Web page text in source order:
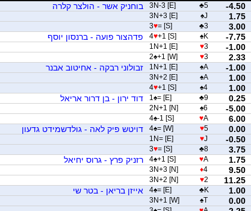
-4.50
♣5
3N-3 [E] בוחניק אשר - הולצר קלרה
1.75
♠J
3N+3 [E]
3.00
♣3
3♥= [S]
-7.75
♠K
4♥+1 [S] פדהצור פועה - ברנסון יוסף
-1.00
♥3
1N+1 [E]
2.33
♥3
2♠+1 [W]
-1.00
♠A
1N+1 [E] זבולוני רבקה - אחיטוב אבנר
1.00
♠A
3N+2 [E]
1.00
♠4
4♥+1 [S]
0.25
♣9
1 ♠= [E] דוד ירון - בן דרור אריאל
-5.00
♠6
2N+1 [N]
6.00
♥A
4♠-1 [S]
0.00
♥5
4♠= [W] דויטש פיק לאה - גולדשמידט גדעון
-0.50
♥J
1N= [E]
3.75
♣8
3♥= [S]
1.75
♥A
4♠+1 [S] רזניק פרץ - גרוס יחיאל
9.50
♦4
3N+3 [N]
11.25
♥2
3N+2 [N]
1.00
♣K
4♠= [E] אייזן בריאן - בטר שי
0.00
♠T
3N+1 [W]